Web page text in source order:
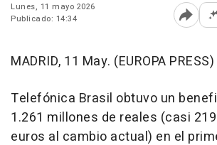
Lunes, 11 mayo 2026
Publicado: 14:34
Abrir
MADRID, 11 May. (EUROPA
Telefónica Brasil obtuvo un
1.261 millones de reales (casi
euros al cambio actual) en el